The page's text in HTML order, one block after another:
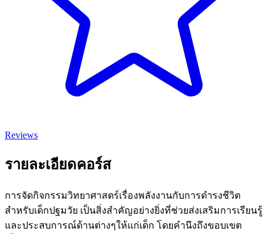
Reviews
รายละเอียดคอร์ส
การจัดกิจกรรมวิทยาศาสตร์เรื่องพลังงานกับการดำรงชีวิต
สำหรับเด็กปฐมวัย เป็นสิ่งสำคัญอย่างยิ่งที่ช่วยส่งเสริมการเรียนรู้
และประสบการณ์ด้านต่างๆให้แก่เด็ก โดยคำนึงถึงขอบเขต